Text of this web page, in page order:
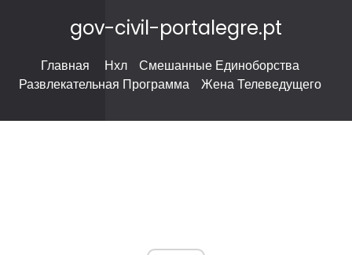
gov-civil-portalegre.pt
Главная Нхл
Смешанные Единоборства
Развлекательная Программа
Жена Телеведущего